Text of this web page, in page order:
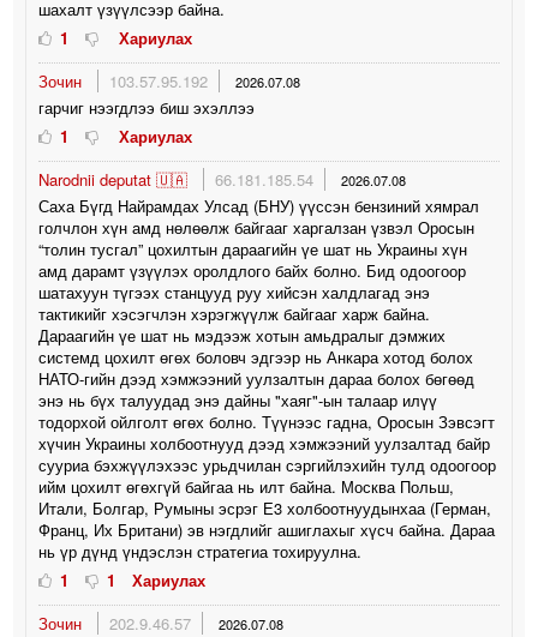
шахалт үзүүлсээр байна.
1
Хариулах
Зочин
103.57.95.192 2026.07.08
гарчиг нээгдлээ биш эхэллээ
1
Хариулах
Narodnii deputat 🇺🇦
66.181.185.54 2026.07.08
Саха Бүгд Найрамдах Улсад (БНУ) үүссэн бензиний хямрал
голчлон хүн амд нөлөөлж байгааг харгалзан үзвэл Оросын
“толин тусгал” цохилтын дараагийн үе шат нь Украины хүн
амд дарамт үзүүлэх оролдлого байх болно. Бид одоогоор
шатахуун түгээх станцууд руу хийсэн халдлагад энэ
тактикийг хэсэгчлэн хэрэгжүүлж байгааг харж байна.
Дараагийн үе шат нь мэдээж хотын амьдралыг дэмжих
системд цохилт өгөх боловч эдгээр нь Анкара хотод болох
НАТО-гийн дээд хэмжээний уулзалтын дараа болох бөгөөд
энэ нь бүх талуудад энэ дайны "хаяг"-ын талаар илүү
тодорхой ойлголт өгөх болно. Түүнээс гадна, Оросын Зэвсэгт
хүчин Украины холбоотнууд дээд хэмжээний уулзалтад байр
сууриа бэхжүүлэхээс урьдчилан сэргийлэхийн тулд одоогоор
ийм цохилт өгөхгүй байгаа нь илт байна. Москва Польш,
Итали, Болгар, Румыны эсрэг Е3 холбоотнуудынхаа (Герман,
Франц, Их Британи) эв нэгдлийг ашиглахыг хүсч байна. Дараа
нь үр дүнд үндэслэн стратегиа тохируулна.
1
1
Хариулах
Зочин
202.9.46.57 2026.07.08